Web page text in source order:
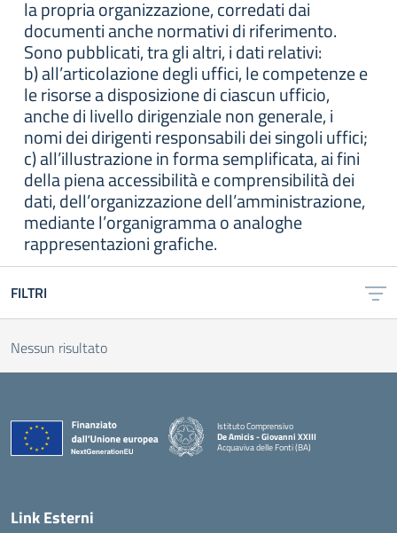
la propria organizzazione, corredati dai
documenti anche normativi di riferimento.
Sono pubblicati, tra gli altri, i dati relativi:
b) all’articolazione degli uffici, le competenze e
le risorse a disposizione di ciascun ufficio,
anche di livello dirigenziale non generale, i
nomi dei dirigenti responsabili dei singoli uffici;
c) all’illustrazione in forma semplificata, ai fini
della piena accessibilità e comprensibilità dei
dati, dell’organizzazione dell’amministrazione,
mediante l’organigramma o analoghe
rappresentazioni grafiche.
FILTRI
Nessun risultato
Istituto Comprensivo
De Amicis - Giovanni XXIII
Acquaviva delle Fonti (BA)
— Visita la pagina iniziale della scuola
Link Esterni